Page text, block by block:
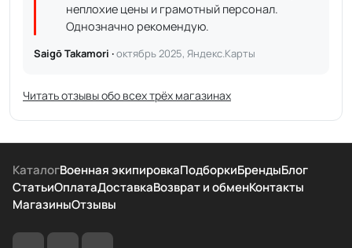
неплохие цены и грамотный персонал.
Однозначно рекомендую.
Saigō Takamori ·октябрь 2025, Яндекс.Карты
Читать отзывы обо всех трёх магазинах
КаталогВоенная экипировкаПодборкиБрендыБлог
СтатьиОплатаДоставкаВозврат и обменКонтакты
МагазиныОтзывы